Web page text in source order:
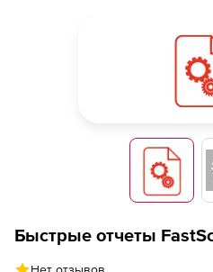
Быстрые отчеты